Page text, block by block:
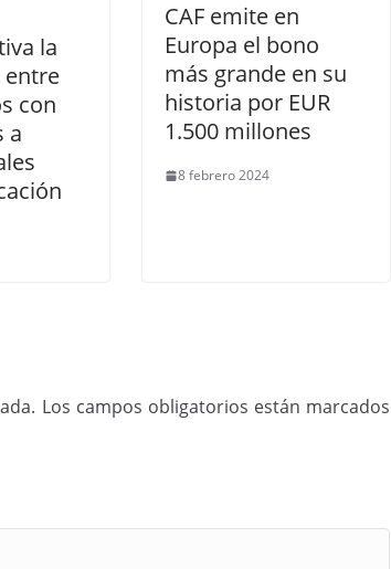
la
entre
con
a
CAF emite en
Europa el bono
más grande en su
historia por EUR
1.500 millones
8 febrero 2024
Los campos obligatorios están marcados